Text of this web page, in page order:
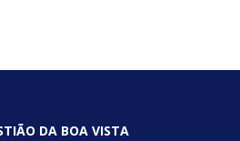
DA BOA VISTA